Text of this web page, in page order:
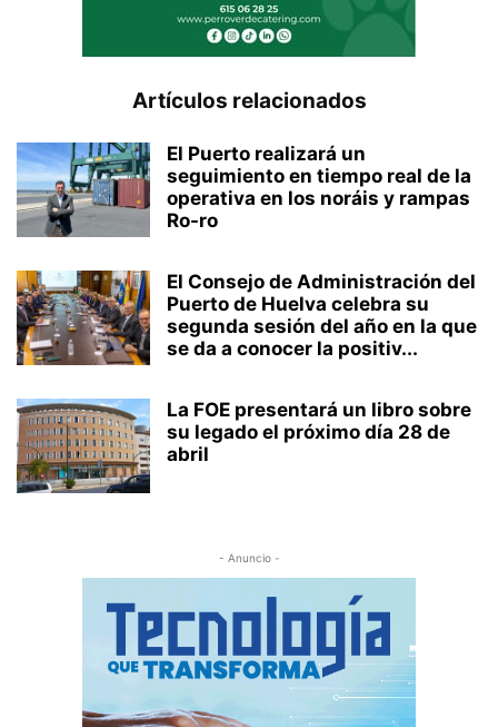
Artículos relacionados
El Puerto realizará un
seguimiento en tiempo real de la
operativa en los noráis y rampas
Ro-ro
El Consejo de Administración del
Puerto de Huelva celebra su
segunda sesión del año en la que
se da a conocer la positiv...
La FOE presentará un libro sobre
su legado el próximo día 28 de
abril
- Anuncio -